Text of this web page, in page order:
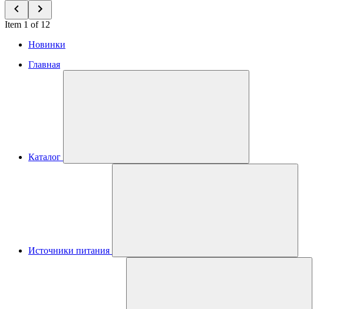
Item 1 of 12
Новинки
Главная
Каталог
Источники питания